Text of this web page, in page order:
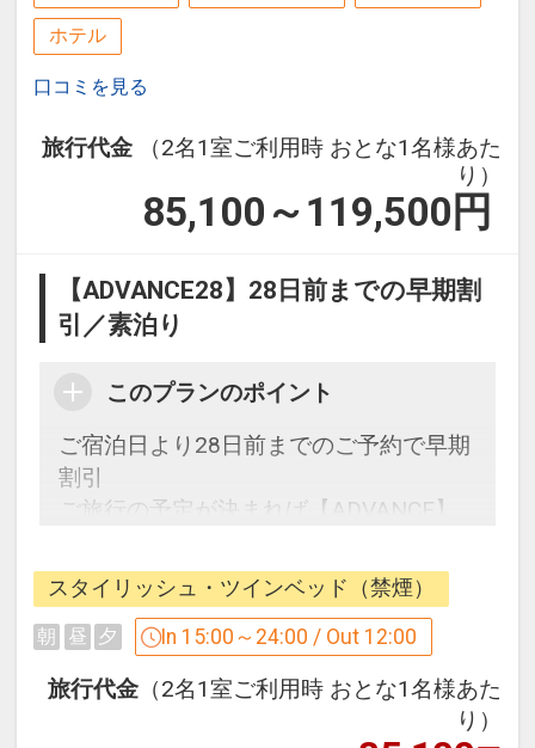
ホテル
口コミを見る
旅行代金
（2名1室ご利用時 おとな1名様あた
り）
85,100～119,500 円
【ADVANCE28】28日前までの早期割
引／素泊り
このプランのポイント
ご宿泊日より28日前までのご予約で早期
割引
ご旅行の予定が決まれば【ADVANCE】
全室17階以上の高層ホテルで過ごす金沢
時間をお楽しみくださいませ。
■ご案内
○チェックインは15：00より、チェック
スタイリッシュ・ツインベッド（禁煙）
朝 昼 夕 In 15:00～24:00 / Out 12:00
旅行代金 （2名1室ご利用時 おとな1名様あた
り）